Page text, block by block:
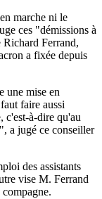
marche ni le
ces "démissions à
Ferrand,
a fixée depuis
une mise en
faire aussi
c'est-à-dire qu'au
a jugé ce conseiller
des assistants
vise M. Ferrand